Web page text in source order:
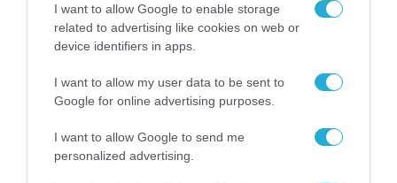
I want to allow Google to enable storage
related to advertising like cookies on web or
device identifiers in apps.
I want to allow my user data to be sent to
Google for online advertising purposes.
I want to allow Google to send me
personalized advertising.